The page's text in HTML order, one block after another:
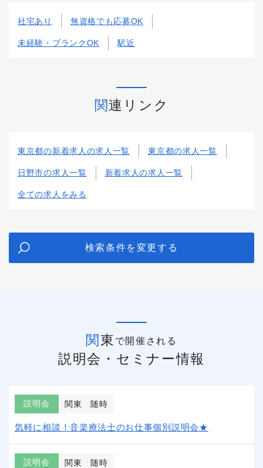
社宅あり 無資格でも応募OK
未経験・ブランクOK 駅近
関連リンク
東京都の新着求人の求人一覧 東京都の求人一覧
日野市の求人一覧 新着求人の求人一覧
全ての求人をみる
検索条件を変更する
関東 で開催される
説明会・セミナー情報
説明会 関東 随時
気軽に相談！音楽療法士のお仕事個別説明会★
説明会 関東 随時